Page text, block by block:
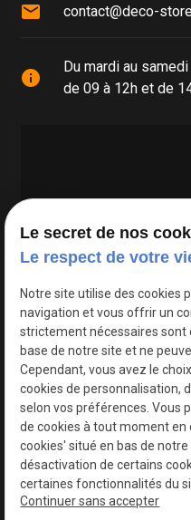
mail contact@deco-
info
Du mardi au samedi
de 09 à 12h et de
Google Maps Search
Le secret de nos
Le respect de votre
Notre site utilise des cookies
navigation et vous offrir un
strictement nécessaires
base de notre site et ne
Cependant, vous avez le
cookies de personnalisation,
selon vos préférences. Vous
de cookies à tout moment en
cookies' situé en bas de
désactivation de certains
certaines fonctionnalités du
Continuer sans accepter